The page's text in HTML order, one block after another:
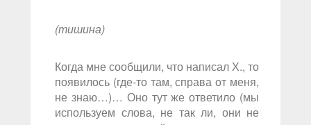
(тишина)
Когда мне сообщили, что написал Х., то
появилось (где-то там, справа от меня,
не знаю…)… Оно тут же ответило (мы
используем слова, не так ли, они не